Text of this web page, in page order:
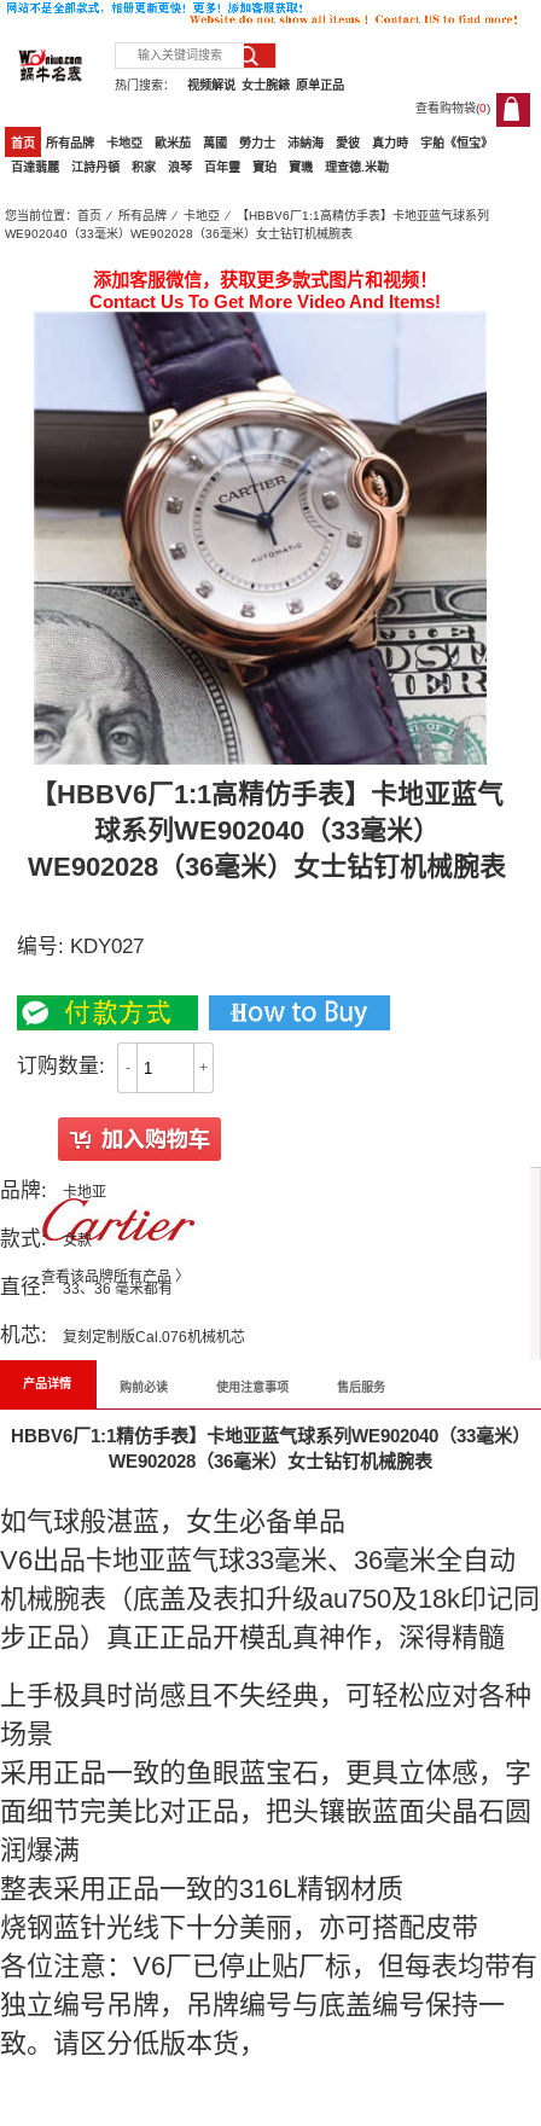
热门搜索： 原单正品
女士腕錶
视频解说
查看购物袋(0)
0
首页 所有品牌 卡地亞 歐米茄 萬國 勞力士 沛納海 愛彼 真力時
宇舶《恒宝》
百達翡麗
江詩丹頓 积家 浪琴 百年靈 寶珀 寶璣 理查德.米勒
您当前位置：首页 ⁄所有品牌 ⁄卡地亞 ⁄ 【HBBV6厂1:1高精仿手表】卡地亚蓝气球系列
WE902040（33毫米）WE902028（36毫米）女士钻钉机械腕表
添加客服微信，获取更多款式图片和视频！
Contact Us To Get More Video And Items!
【HBBV6厂1:1高精仿手表】卡地亚蓝气
球系列WE902040（33毫米）
WE902028（36毫米）女士钻钉机械腕表
编号: KDY027
订购数量: - +
查看该品牌所有产品 〉
品牌: 卡地亚
款式: 女款
直径: 33、36 毫米都有
机芯: 复刻定制版Cal.076机械机芯
产品详情 购前必读 使用注意事项 售后服务
HBBV6厂1:1精仿手表】卡地亚蓝气球系列WE902040（33毫米）
WE902028（36毫米）女士钻钉机械腕表
如气球般湛蓝，女生必备单品
V6出品卡地亚蓝气球33毫米、36毫米全自动
机械腕表 （底盖及表扣升级au750及18k印记同
步正品）真正正品开模乱真神作，深得精髓
上手极具时尚感且不失经典，可轻松应对各种
场景
采用正品一致的鱼眼蓝宝石，更具立体感，字
面细节完美比对正品，把头镶嵌蓝面尖晶石圆
润爆满
整表采用正品一致的316L精钢材质
烧钢蓝针光线下十分美丽，亦可搭配皮带
各位注意：V6厂已停止贴厂标，但每表均带有
独立编号吊牌，吊牌编号与底盖编号保持一
致。请区分低版本货，